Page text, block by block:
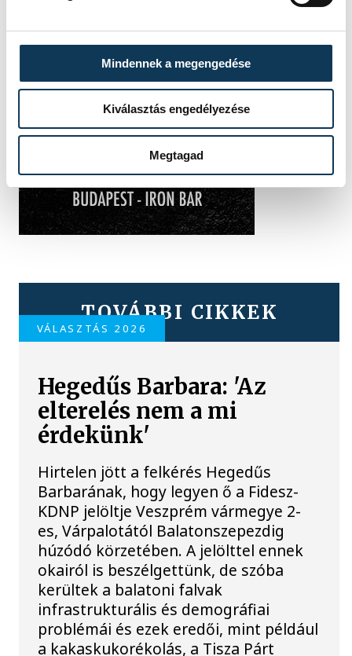
Mindennek a megengedése
Kiválasztás engedélyezése
Megtagad
TOVÁBBI CIKKEK
VÁLASZTÁS 2026
Hegedűs Barbara: 'Az
elterelés nem a mi
érdekünk'
Hirtelen jött a felkérés Hegedűs
Barbarának, hogy legyen ő a Fidesz-
KDNP jelöltje Veszprém vármegye 2-
es, Várpalotától Balatonszepezdig
húzódó körzetében. A jelölttel ennek
okairól is beszélgettünk, de szóba
kerültek a balatoni falvak
infrastrukturális és demográfiai
problémái és ezek eredői, mint például
a kakaskukorékolás, a Tisza Párt